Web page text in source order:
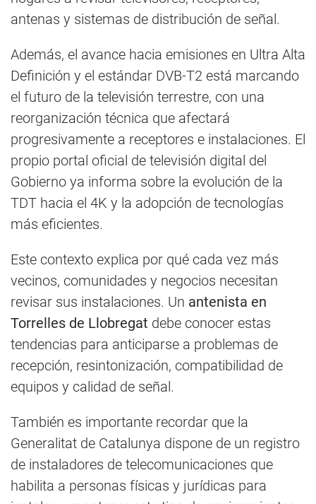
antenas y sistemas de distribución de señal.
Además, el avance hacia emisiones en Ultra Alta
Definición y el estándar DVB-T2 está marcando
el futuro de la televisión terrestre, con una
reorganización técnica que afectará
progresivamente a receptores e instalaciones. El
propio portal oficial de televisión digital del
Gobierno ya informa sobre la evolución de la
TDT hacia el 4K y la adopción de tecnologías
más eficientes.
Este contexto explica por qué cada vez más
vecinos, comunidades y negocios necesitan
revisar sus instalaciones. Un antenista en
Torrelles de Llobregat debe conocer estas
tendencias para anticiparse a problemas de
recepción, resintonización, compatibilidad de
equipos y calidad de señal.
También es importante recordar que la
Generalitat de Catalunya dispone de un registro
de instaladores de telecomunicaciones que
habilita a personas físicas y jurídicas para